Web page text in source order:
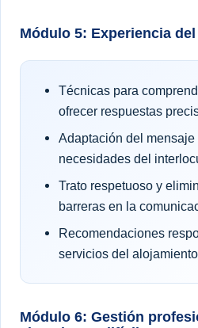
Módulo 5: Experiencia
Técnicas para
ofrecer respuestas
Adaptación del
necesidades del
Trato respetuoso y
barreras en la
Recomendaciones
servicios del
Módulo 6: Gestión